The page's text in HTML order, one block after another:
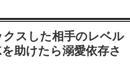
スした相手のレベル
助けたら溺愛依存さ